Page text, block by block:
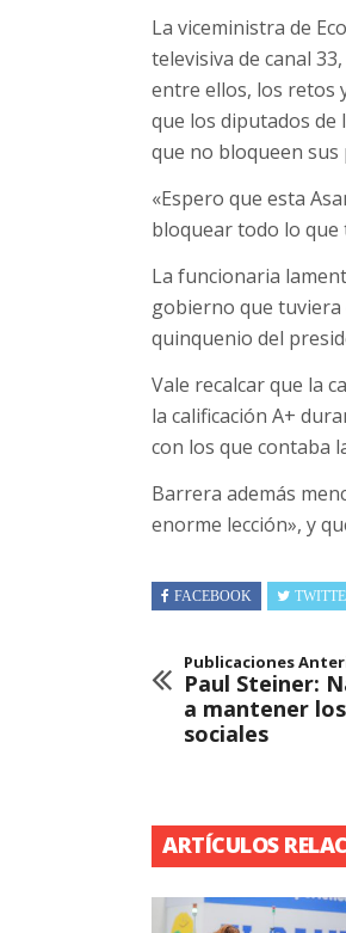
La viceministra de
televisiva de canal
entre ellos, los retos
que los diputados de
que no bloqueen sus
«Espero que esta
bloquear todo lo que
La funcionaria
gobierno que tuviera
quinquenio del
Vale recalcar que la
la calificación A+
con los que contaba
Barrera además
enorme lección», y
FACEBOOK
Publicaciones
Paul Steiner:
a mantener
sociales
ARTÍCULOS